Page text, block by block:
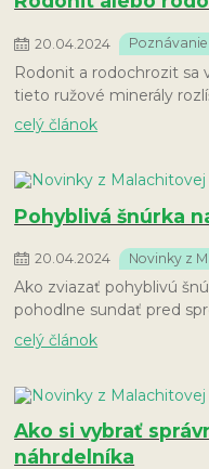
20 04. 2024
Rodonit a rodochrozit sa
tieto ružové minerály
celý článok
Pohyblivá šnúrka
20.04.2024 Novinky z
Ako zviazať pohyblivú
pohodlne sundať pred
celý článok
Ako si vybrať
náhrdelníka